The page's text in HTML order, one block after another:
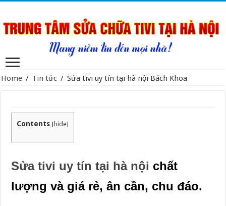
Home / Tin tức / Sửa tivi uy tín tại hà nội Bách Khoa
Contents [hide]
Sửa tivi uy tín tại hà nội chất
lượng và giá rẻ, ân cần, chu đáo.